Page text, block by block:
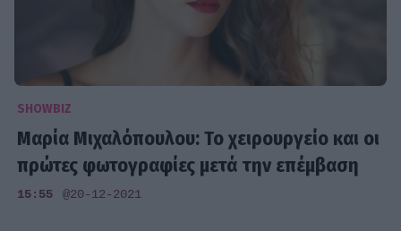
SHOWBIZ
Μαρία Μιχαλόπουλου: Το χειρουργείο και οι
πρώτες φωτογραφίες μετά την επέμβαση
15:55 @20-12-2021